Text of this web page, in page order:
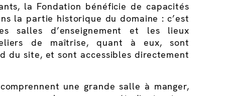
la Fondation bénéficie de capacités
la partie historique du domaine : c’est
salles d’enseignement et les lieux
de maîtrise, quant à eux, sont
du site, et sont accessibles directement
une grande salle à manger,